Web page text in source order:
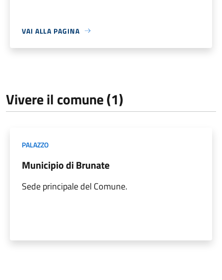
VAI ALLA PAGINA
Vivere il comune (1)
PALAZZO
Municipio di Brunate
Sede principale del Comune.